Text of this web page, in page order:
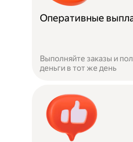
Оперативные
Выполняйте заказы и
деньги в тот же день